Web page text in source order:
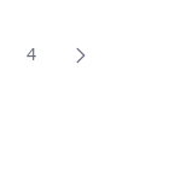
Oldal
4